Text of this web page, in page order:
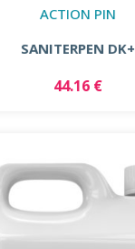
ACTION PIN
SANITERPEN DK+
44.16 €